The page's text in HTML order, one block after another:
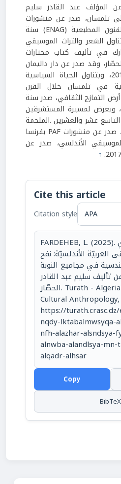
المؤلف عبد القادر سليم
تلمسان، صدر عن منشورات
المؤسسة الوطنية للفنون المطبعية (ENAG) سنة
الشعر والتراث الموسيقي
في تأليف كتاب مختارات
وقد صدر عن دار داليمان
(DALIMAN) سنة 2011، ويتناول الحياة السياسية
في تلمسان خلال القرن
التمازج الثقافي، صدر سنة
ويعرض لمسيرة المستشرقين
عشر والعشرين .الملحمة
الموسيقية الأندلسية، صدر عن منشورات PAF بفرنسا
الموسيقي الأندلسي، صدر عن
↑
Cite this article
Citation style
FARDEHEB, L. (2025). عرض نقدي
العربيّة الأندلسيّة: نفح
في مجاميع النوبة
تأليف سليم عبد القادر
الحصّار. Turath - Algerian Journal of
Cultural
https://
nqdy-lktabalmwsyqa-
nfh-alazhar-alsndsya-
alnwba-alandlsya-
alqadr-alhsar
Copy
BibTeX